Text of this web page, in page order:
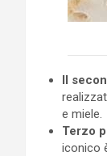
Il
e miele.
Terzo
iconico